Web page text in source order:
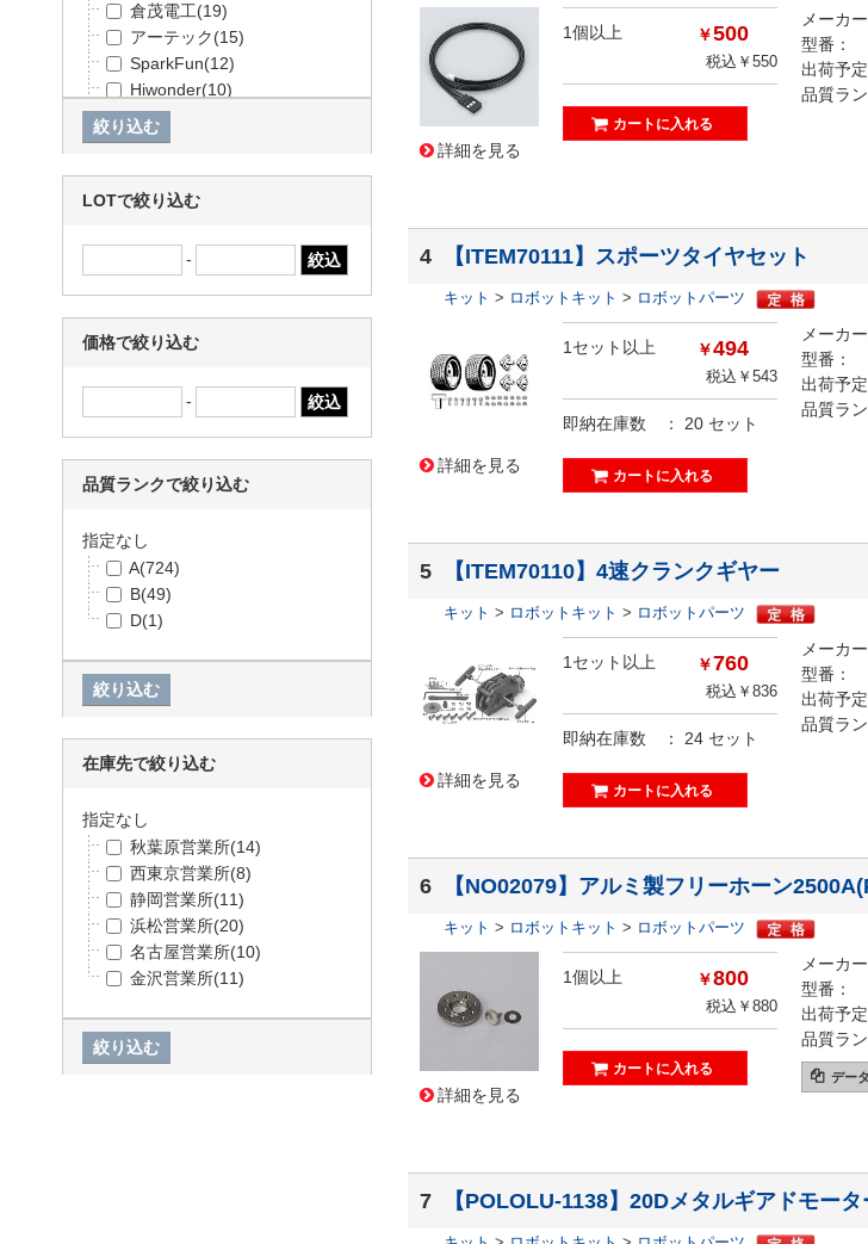
詳細を見る
1個以上 ￥500
税込￥550
メーカ
型番：
出荷予定
品質ラン
4 【ITEM70111】スポーツタイヤセット
キット > ロボットキット > ロボットパーツ
詳細を見る
1セット以上 ￥494
税込￥543
即納在庫数 ： 20 セット
メーカ
型番：
出荷予定
品質ラン
5 【ITEM70110】4速クランクギヤー
キット > ロボットキット > ロボットパーツ
詳細を見る
1セット以上 ￥760
税込￥836
即納在庫数 ： 24 セット
メーカ
型番：
出荷予定
品質ラン
6 【NO02079】アルミ製フリーホーン
キット > ロボットキット > ロボットパーツ
詳細を見る
1個以上 ￥800
税込￥880
メーカ
型番：
出荷予定
品質ラン
デー
7 【POLOLU-1138】20Dメタルギアドモー
倉茂電工(19)
アーテック(15)
SparkFun(12)
Hiwonder(10)
スタジオミュウ
-(3)
WAVESHARE
協和ハーモネット(2)
Adafruit
(1)
DFRobot(1)
TE Connectivity(Tyco Electro
イスペット
共立電子(1)
LOTで絞り込む
-
価格で絞り込む
-
品質ランクで絞り込む
指定なし
A(724)
B(49)
D(1)
在庫先で絞り込む
指定なし
秋葉原営業所(14)
西東京営業所(8)
静岡営業所(11)
浜松営業所(20)
名古屋営業所(10)
金沢営業所(11)